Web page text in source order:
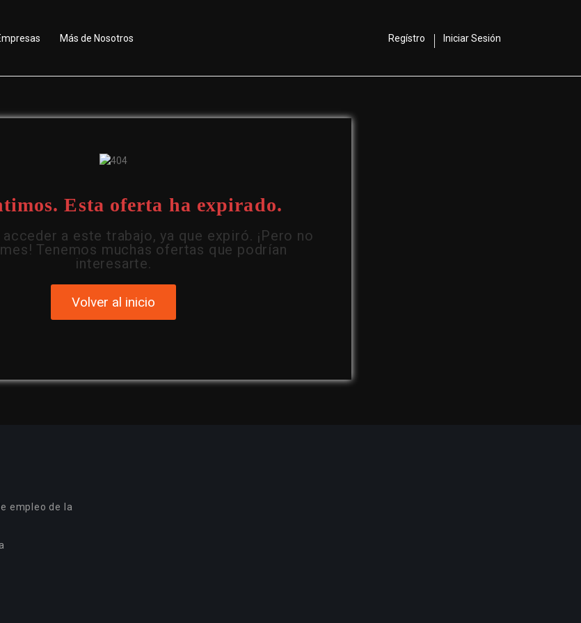
Más de Nosotros Regístro Iniciar Sesión
Esta oferta ha expirado.
a este trabajo, ya que expiró. ¡Pero no
Tenemos muchas ofertas que podrían
interesarte.
Volver al inicio
empleo de la